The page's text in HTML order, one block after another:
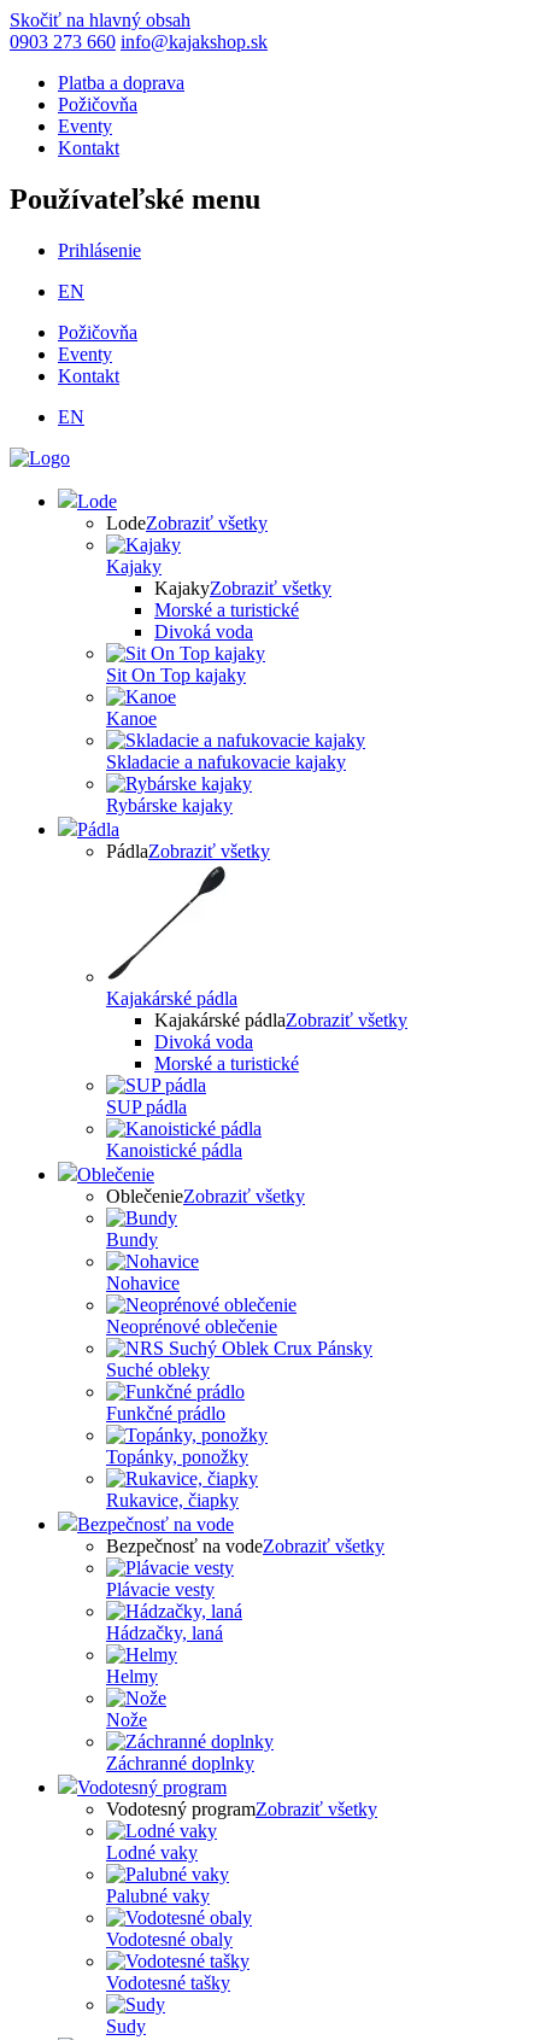
Skočiť na hlavný obsah
0903 273 660 info@kajakshop.sk
Platba a doprava
Požičovňa
Eventy
Kontakt
Používateľské menu
Prihlásenie
EN
Požičovňa
Eventy
Kontakt
EN
Lode
LodeZobraziť všetky
Kajaky
KajakyZobraziť všetky
Morské a turistické
Divoká voda
Sit On Top kajaky
Kanoe
Skladacie a nafukovacie kajaky
Rybárske kajaky
Pádla
PádlaZobraziť všetky
Kajakárské pádla
Kajakárské pádlaZobraziť všetky
Divoká voda
Morské a turistické
SUP pádla
Kanoistické pádla
Oblečenie
OblečenieZobraziť všetky
Bundy
Nohavice
Neoprénové oblečenie
Suché obleky
Funkčné prádlo
Topánky, ponožky
Rukavice, čiapky
Bezpečnosť na vode
Bezpečnosť na vodeZobraziť všetky
Plávacie vesty
Hádzačky, laná
Helmy
Nože
Záchranné doplnky
Vodotesný program
Vodotesný programZobraziť všetky
Lodné vaky
Palubné vaky
Vodotesné obaly
Vodotesné tašky
Sudy